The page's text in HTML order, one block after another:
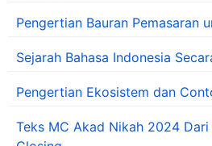
Pengertian Bauran Pemasaran
Sejarah Bahasa Indonesia
Pengertian Ekosistem dan
Teks MC Akad Nikah 2024 Dari